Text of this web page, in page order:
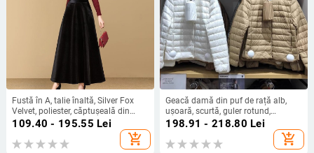
Fustă în A, talie înaltă, Silver Fox
Velvet, poliester, căptușeală din
catifea auriu
109.40 - 195.55 Lei
add_shopping_cart
Geacă damă din puf de rață alb,
ușoară, scurtă, guler rotund,
umplutură de cașmir 51–55%
198.91 - 218.80 Lei
add_shopping_cart